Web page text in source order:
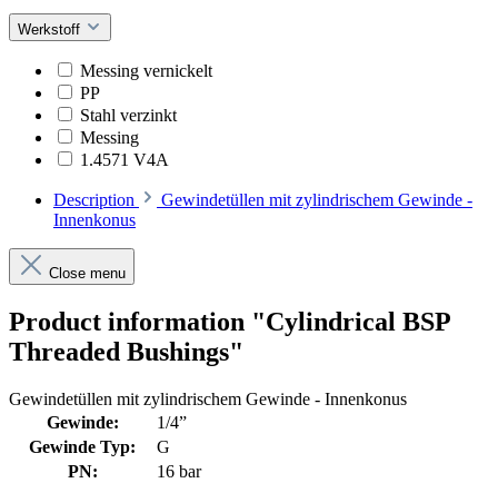
Werkstoff
Messing vernickelt
PP
Stahl verzinkt
Messing
1.4571 V4A
Description
Gewindetüllen mit zylindrischem Gewinde -
Innenkonus
Close menu
Product information "Cylindrical BSP
Threaded Bushings"
Gewindetüllen mit zylindrischem Gewinde - Innenkonus
Gewinde:
1/4”
Gewinde Typ:
G
PN:
16 bar